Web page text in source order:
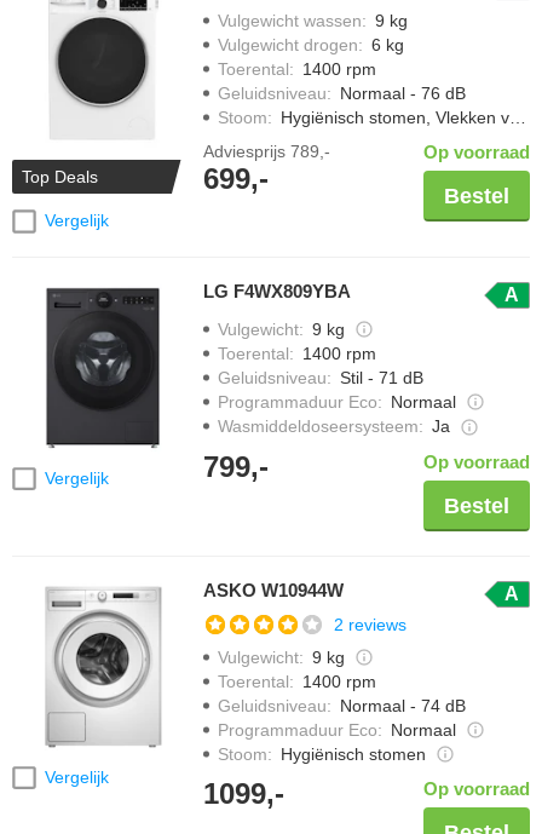
Top Deals
Vergelijk
Vulgewicht wassen: 9 kg
Vulgewicht drogen: 6 kg
Toerental: 1400 rpm
Geluidsniveau: Normaal - 76 dB
Stoom: Hygiënisch stomen, Vlekken verwijderen met stoom
Adviesprijs 789,-
699,-
Op voorraad
Bestel
Vergelijk
LG F4WX809YBA A
Vulgewicht: 9 kg
Toerental: 1400 rpm
Geluidsniveau: Stil - 71 dB
Programmaduur Eco: Normaal
Wasmiddeldoseersysteem: Ja
799,- Op voorraad
Bestel
Vergelijk
ASKO W10944W A
2 reviews
Vulgewicht: 9 kg
Toerental: 1400 rpm
Geluidsniveau: Normaal - 74 dB
Programmaduur Eco: Normaal
Stoom: Hygiënisch stomen
1099,- Op voorraad